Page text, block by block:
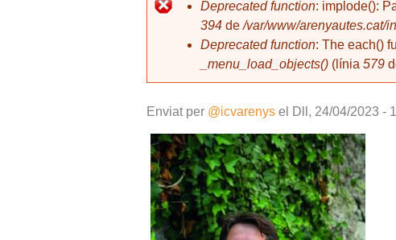
Missatge d'error
Deprecated function: implode():
394 de/var/www/arenyautes.cat/
Deprecated function: The each()
_menu_load_objects() (línia 579
Enviat per @icvarenys el Dll, 24/04/2023 -
ricard.jpg